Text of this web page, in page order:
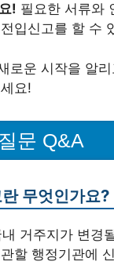
! 필요한 서류와
입신고를 할 수
로운 시작을 알
요!
문 Q&A
무엇인가요?
거주지가 변경
할 행정기관에